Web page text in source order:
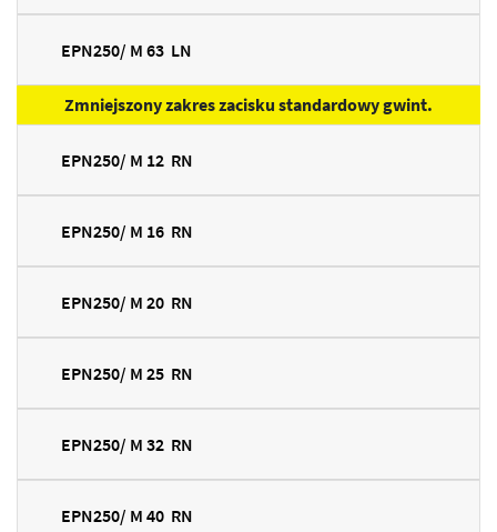
EPN250/ M 63 LN
Zmniejszony zakres zacisku standardowy gwint.
EPN250/ M 12 RN
EPN250/ M 16 RN
EPN250/ M 20 RN
EPN250/ M 25 RN
EPN250/ M 32 RN
EPN250/ M 40 RN